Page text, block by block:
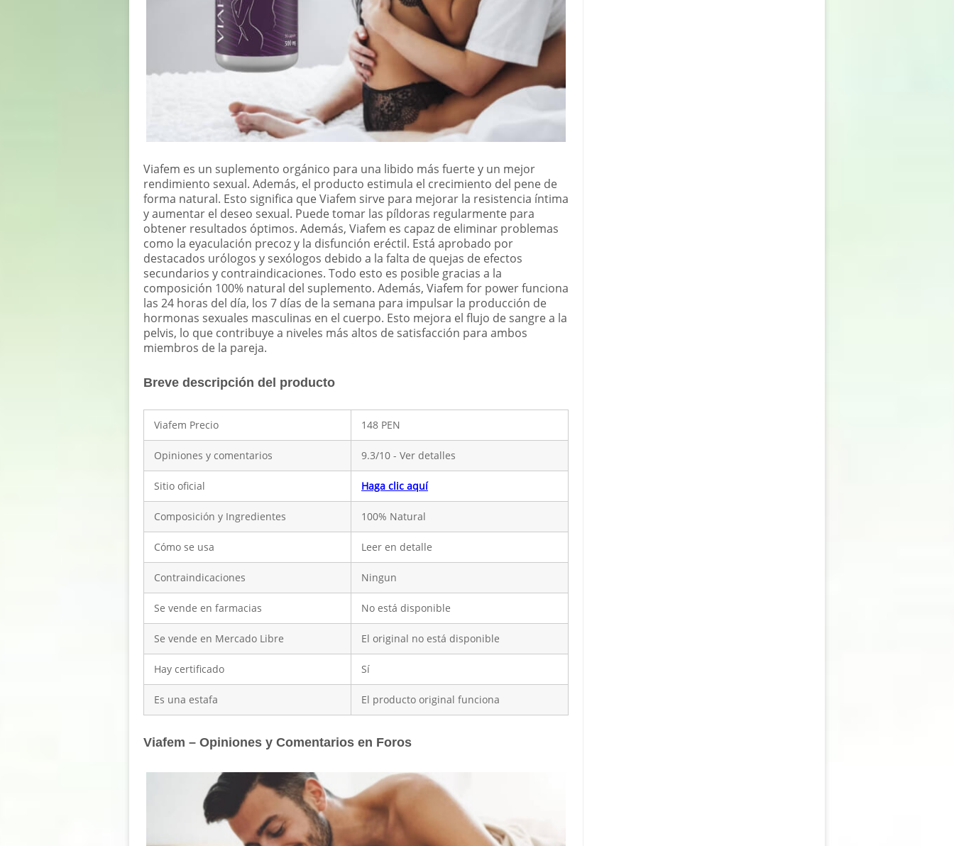
Viafem es un suplemento orgánico para una libido más fuerte y un mejor
rendimiento sexual. Además, el producto estimula el crecimiento del pene de
forma natural. Esto significa que Viafem sirve para mejorar la resistencia íntima
y aumentar el deseo sexual. Puede tomar las píldoras regularmente para
obtener resultados óptimos. Además, Viafem es capaz de eliminar problemas
como la eyaculación precoz y la disfunción eréctil. Está aprobado por
destacados urólogos y sexólogos debido a la falta de quejas de efectos
secundarios y contraindicaciones. Todo esto es posible gracias a la
composición 100% natural del suplemento. Además, Viafem for power funciona
las 24 horas del día, los 7 días de la semana para impulsar la producción de
hormonas sexuales masculinas en el cuerpo. Esto mejora el flujo de sangre a la
pelvis, lo que contribuye a niveles más altos de satisfacción para ambos
miembros de la pareja.
Breve descripción del producto
Viafem Precio 148 PEN
Opiniones y comentarios 9.3/10 - Ver detalles
Sitio oficial Haga clic aquí
Composición y Ingredientes 100% Natural
Cómo se usa Leer en detalle
Contraindicaciones Ningun
Se vende en farmacias No está disponible
Se vende en Mercado Libre El original no está disponible
Hay certificado Sí
Es una estafa El producto original funciona
Viafem – Opiniones y Comentarios en Foros